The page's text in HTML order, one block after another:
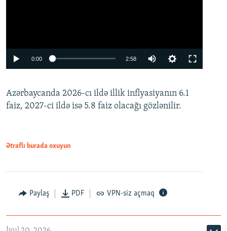
0:00 2:58
360p
480p
Azərbaycanda 2026-cı ildə illik inflyasiyanın 6.1
faiz, 2027-ci ildə isə 5.8 faiz olacağı gözlənilir.
Ətraflı burada oxuyun
Paylaş PDF VPN-siz açmaq